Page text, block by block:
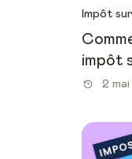
Impôt
impôt
2